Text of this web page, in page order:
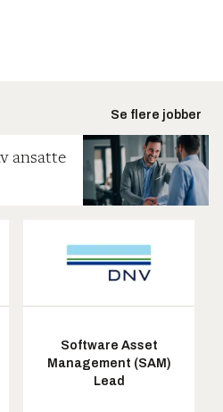
Se flere jobber
ansatte
Software Asset
Management (SAM)
Lead